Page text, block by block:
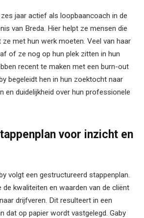
jaar actief als loopbaancoach in de
van Breda. Hier helpt ze mensen die
met hun werk moeten. Veel van haar
of ze nog op hun plek zitten in hun
recent te maken met een burn-out
begeleidt hen in hun zoektocht naar
en duidelijkheid over hun professionele
voor inzicht en
volgt een gestructureerd stappenplan.
de kwaliteiten en waarden van de cliënt
drijfveren. Dit resulteert in een
dat op papier wordt vastgelegd. Gaby